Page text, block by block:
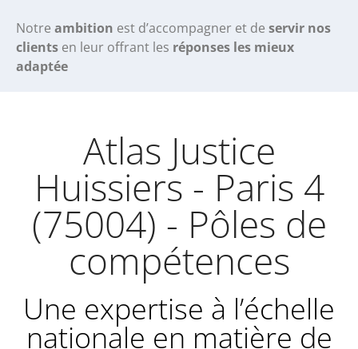
Notre ambition est d’accompagner et de servir nos
clients en leur offrant les réponses les mieux
adaptée
Atlas Justice
Huissiers - Paris 4
(75004) - Pôles de
compétences
Une expertise à l’échelle
nationale en matière de